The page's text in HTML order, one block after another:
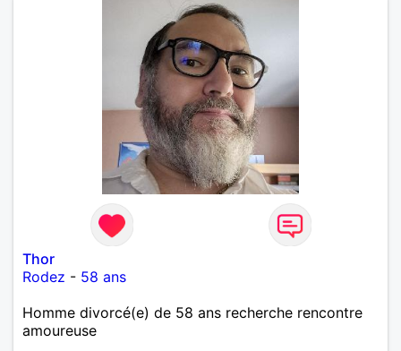
autant être trop locace. Je suis bourré de qualités
avec très peu de défauts. Je suis altruiste,
bienveillant, empathique, attentionné, honnête,
respectueux, doux de caractère et compréhensif : je
laisse « glisser » beaucoup de choses. Mais ne vous
m’éprenez pas Mesdames, si une personne que
j’aime me trahit une fois, il n’y aura pas de seconde
chance et je l’effacerai à « vitam eternam ».
Néanmoins, je suis un tout petit peu maniaque ainsi
qu’impatient. J’essaye de faire des efforts. Rien de
bien dramatique ! Du moins je le pense……Je suis un
homme facile à vivre. À vous si vous le souhaitez,
d’apprendre à me connaître davantage. J’en serai
ravi….A très bientôt je l’espère.
Thor
Rodez - 58 ans
Homme divorcé(e) de 58 ans recherche rencontre
amoureuse